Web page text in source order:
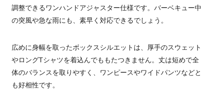
調整できるワンハンドアジャスター仕様です。バーベキュー中
の突風や急な雨にも、素早く対応できるでしょう。
広めに身幅を取ったボックスシルエットは、厚手のスウェット
やロングTシャツを着込んでももたつきません。丈は短めで全
体のバランスを取りやすく、ワンピースやワイドパンツなどと
も好相性です。